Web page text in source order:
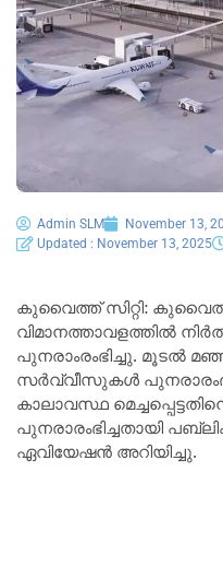
Admin SLM November 13,
Updated : November 13, 2025
കുവൈത്ത് സിറ്റി:
വിമാനത്താവളത്തിൽ
പുനരാംരംഭിച്ചു. മൂടൽ
സർവ്വീസുകൾ
കാലാവസ്ഥ
പുനരാരംഭിച്ചതായി
ഏവിയേഷൻ അറിയിച്ചു.